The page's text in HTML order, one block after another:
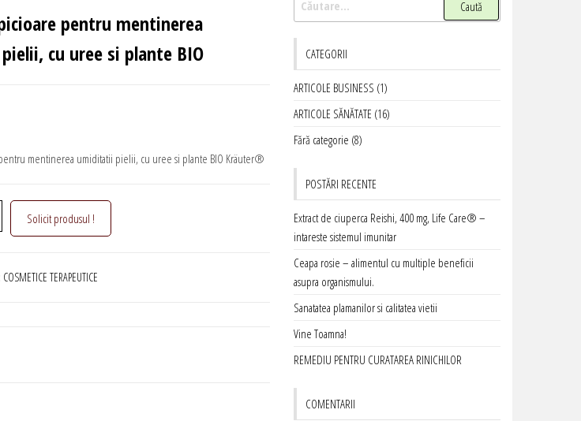
pentru mentinerea
cu uree si plante BIO
mentinerea umiditatii pielii, cu uree si plante BIO Kräuter®
Solicit produsul !
COSMETICE TERAPEUTICE
după:
CATEGORII
ARTICOLE BUSINESS (1)
ARTICOLE SĂNĂTATE (16)
Fără categorie (8)
POSTĂRI RECENTE
Extract de ciuperca Reishi, 400 mg, Life Care® –
intareste sistemul imunitar
Ceapa rosie – alimentul cu multiple beneficii
asupra organismului.
Sanatatea plamanilor si calitatea vietii
Vine Toamna!
REMEDIU PENTRU CURATAREA RINICHILOR
COMENTARII